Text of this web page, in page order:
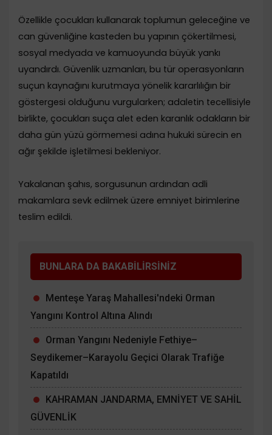
​Özellikle çocukları kullanarak toplumun geleceğine ve
can güvenliğine kasteden bu yapının çökertilmesi,
sosyal medyada ve kamuoyunda büyük yankı
uyandırdı. Güvenlik uzmanları, bu tür operasyonların
suçun kaynağını kurutmaya yönelik kararlılığın bir
göstergesi olduğunu vurgularken; adaletin tecellisiyle
birlikte, çocukları suça alet eden karanlık odakların bir
daha gün yüzü görmemesi adına hukuki sürecin en
ağır şekilde işletilmesi bekleniyor.
​Yakalanan şahıs, sorgusunun ardından adli
makamlara sevk edilmek üzere emniyet birimlerine
teslim edildi.
BUNLARA DA BAKABİLİRSİNİZ
Menteşe Yaraş Mahallesi'ndeki Orman
Yangını Kontrol Altına Alındı
Orman Yangını Nedeniyle Fethiye–
Seydikemer–Karayolu Geçici Olarak Trafiğe
Kapatıldı
KAHRAMAN JANDARMA, EMNİYET VE SAHİL
GÜVENLİK